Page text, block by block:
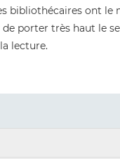
bibliothécaires ont le
porter très haut le
lecture.